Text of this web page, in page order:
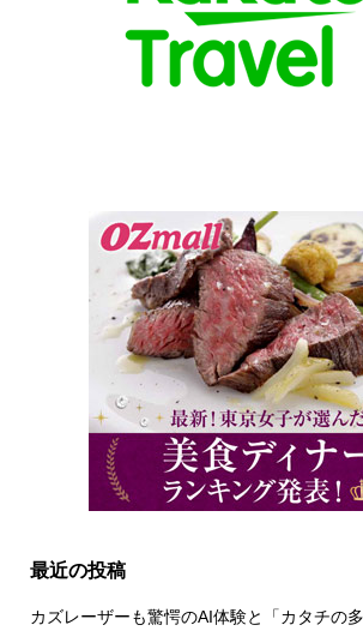
最近の投稿
カズレーザーも驚愕のAI体験と「カタチの